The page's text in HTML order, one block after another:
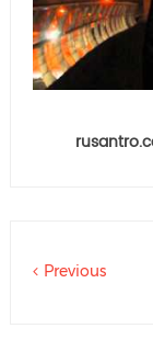
Previous